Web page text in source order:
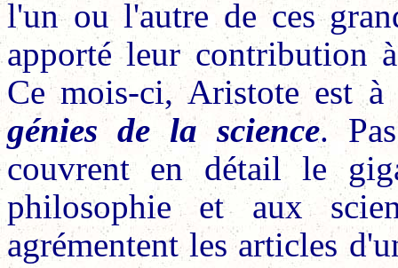
l'un ou l'autre de ces
apporté leur contribution
Ce mois-ci, Aristote est
génies de la science.
couvrent en détail le
philosophie et aux
agrémentent les articles